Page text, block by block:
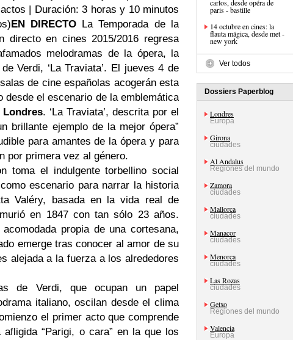
| Duración: 3 horas y 10 minutos
EN DIRECTOLa Temporada de la
directo en cines 2015/2016 regresa
melodramas de la ópera, la
Verdi, ‘La Traviata’. El jueves 4 de
de cine españolas acogerán esta
desde el escenario de la emblemática
Londres. ‘La Traviata’, descrita por el
brillante ejemplo de la mejor ópera”
para amantes de la ópera y para
por primera vez al género.
toma el indulgente torbellino social
escenario para narrar la historia
Valéry, basada en la vida real de
en 1847 con tan sólo 23 años.
propia de una cortesana,
emerge tras conocer al amor de su
alejada a la fuerza a los alrededores
de Verdi, que ocupan un papel
italiano, oscilan desde el clima
el primer acto que comprende
“Parigi, o cara” en la que los
carlos, desde opéra de
paris - bastille
14 octubre en cines: la
flauta mágica, desde met -
new york
Ver todos
Dossiers Paperblog
Londres
Europa
Girona
ciudades
Al Andalus
Regiones del mundo
Zamora
ciudades
Mallorca
ciudades
Manacor
ciudades
Menorca
ciudades
Las Rozas
ciudades
Getxo
Regiones del mundo
Valencia
Europa